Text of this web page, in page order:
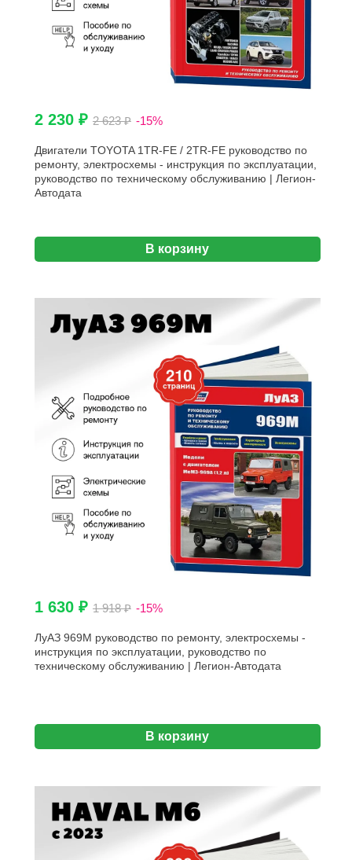
2 230 ₽ 2 623 ₽ -15%
Двигатели TOYOTA 1TR-FE / 2TR-FE руководство по
ремонту, электросхемы - инструкция по эксплуатации,
руководство по техническому обслуживанию | Легион-
Aвтодата
В корзину
1 630 ₽ 1 918 ₽ -15%
ЛуАЗ 969М руководство по ремонту, электросхемы -
инструкция по эксплуатации, руководство по
техническому обслуживанию | Легион-Автодата
В корзину